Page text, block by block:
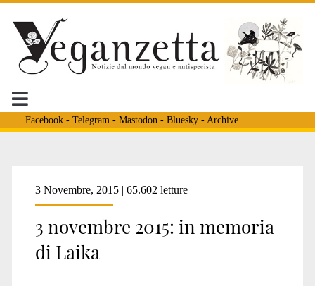
Facebook- Telegram - Mastodon - Bluesky- Archive
3 Novembre, 2015 | 65.602 letture
3 novembre 2015: in memoria
di Laika